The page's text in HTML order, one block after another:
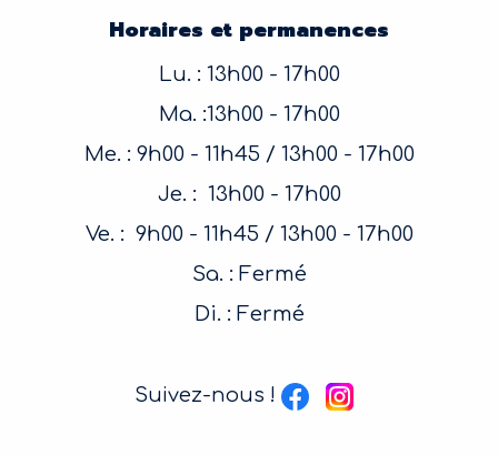
Horaires et permanences
Lu. : 13h00 - 17h00
Ma. :13h00 - 17h00
Me. : 9h00 - 11h45 / 13h00 - 17h00
Je. : 13h00 - 17h00
Ve. : 9h00 - 11h45 / 13h00 - 17h00
Sa. : Fermé
Di. : Fermé
Suivez-nous !